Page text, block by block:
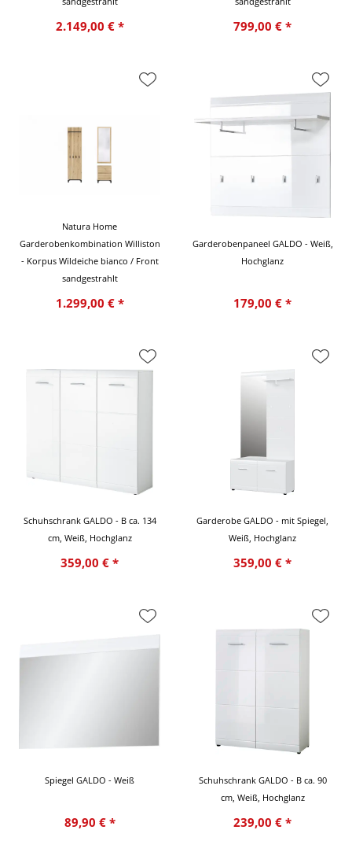
2.149,00 € * 799,00 € *
Natura Home
Garderobenkombination Williston
- Korpus Wildeiche bianco / Front
sandgestrahlt
1.299,00 € *
Garderobenpaneel GALDO - Weiß,
Hochglanz
179,00 € *
Schuhschrank GALDO - B ca. 134
cm, Weiß, Hochglanz
359,00 € *
Garderobe GALDO - mit Spiegel,
Weiß, Hochglanz
359,00 € *
Spiegel GALDO - Weiß
89,90 € *
Schuhschrank GALDO - B ca. 90
cm, Weiß, Hochglanz
239,00 € *